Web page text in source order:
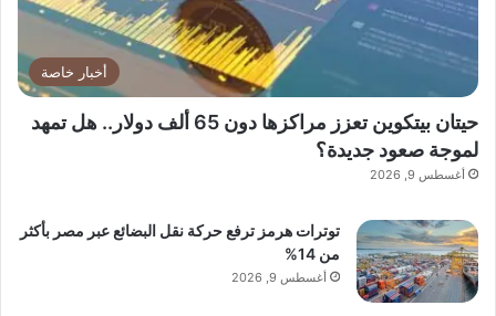
هذا المحتوى.
أخبار خاصة
حيتان بيتكوين تعزز مراكزها دون 65 ألف دولار.. هل تمهد
لموجة صعود جديدة؟
أغسطس 9, 2026
توترات هرمز ترفع حركة نقل البضائع عبر مصر بأكثر
من 14%
أغسطس 9, 2026